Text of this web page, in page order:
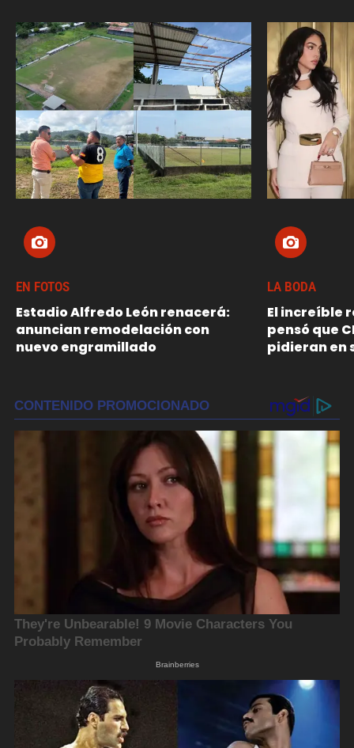
EN FOTOS
Estadio Alfredo León renacerá:
anuncian remodelación con
nuevo engramillado
LA BODA
El increíble
pensó que
pidieran en